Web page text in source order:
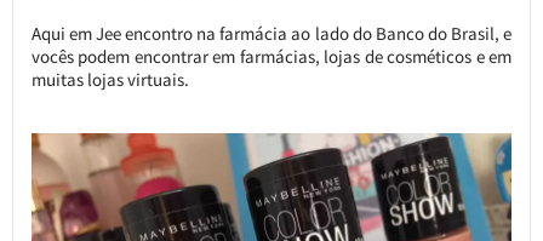
Aqui em Jee encontro na farmácia ao lado do Banco do Brasil, e
vocês podem encontrar em farmácias, lojas de cosméticos e em
muitas lojas virtuais.